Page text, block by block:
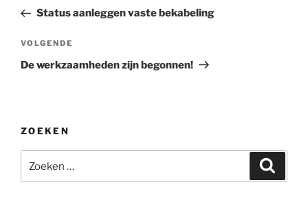
bericht
Status aanleggen vaste bekabeling
Volgend
bericht
VOLGENDE
De werkzaamheden zijn begonnen!
ZOEKEN
naar: